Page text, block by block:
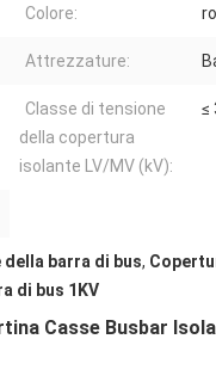
Colore:
Attrezzature:
Classe di tensione
della copertura
isolante LV/MV (kV):
≤
barra di bus,
di bus 1KV
Casse Busbar